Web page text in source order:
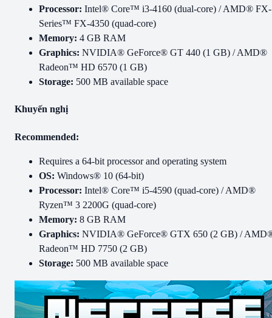
Processor: Intel® Core™ i3-4160 (dual-core) / AMD® FX-
Series™ FX-4350 (quad-core)
Memory: 4 GB RAM
Graphics: NVIDIA® GeForce® GT 440 (1 GB) / AMD®
Radeon™ HD 6570 (1 GB)
Storage: 500 MB available space
Khuyến nghị
Recommended:
Requires a 64-bit processor and operating system
OS: Windows® 10 (64-bit)
Processor: Intel® Core™ i5-4590 (quad-core) / AMD®
Ryzen™ 3 2200G (quad-core)
Memory: 8 GB RAM
Graphics: NVIDIA® GeForce® GTX 650 (2 GB) /
Radeon™ HD 7750 (2 GB)
Storage: 500 MB available space